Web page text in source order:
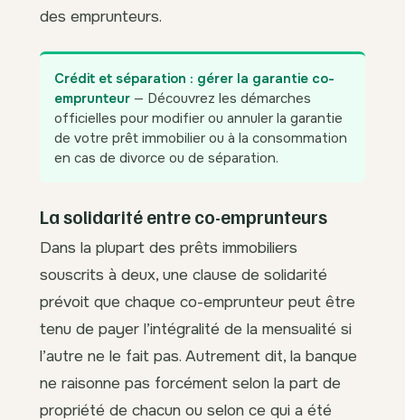
des emprunteurs.
Crédit et séparation : gérer la garantie co-
emprunteur — Découvrez les démarches
officielles pour modifier ou annuler la garantie
de votre prêt immobilier ou à la consommation
en cas de divorce ou de séparation.
La solidarité entre co-emprunteurs
Dans la plupart des prêts immobiliers
souscrits à deux, une clause de solidarité
prévoit que chaque co-emprunteur peut être
tenu de payer l’intégralité de la mensualité si
l’autre ne le fait pas. Autrement dit, la banque
ne raisonne pas forcément selon la part de
propriété de chacun ou selon ce qui a été